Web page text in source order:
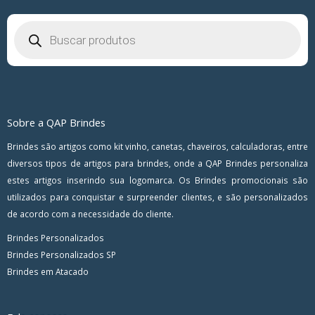
produtos
Sobre a QAP Brindes
Brindes são artigos como kit vinho, canetas, chaveiros, calculadoras, entre
diversos tipos de artigos para brindes, onde a QAP Brindes personaliza
estes artigos inserindo sua logomarca. Os Brindes promocionais são
utilizados para conquistar e surpreender clientes, e são personalizados
de acordo com a necessidade do cliente.
Brindes Personalizados
Brindes Personalizados SP
Brindes em Atacado